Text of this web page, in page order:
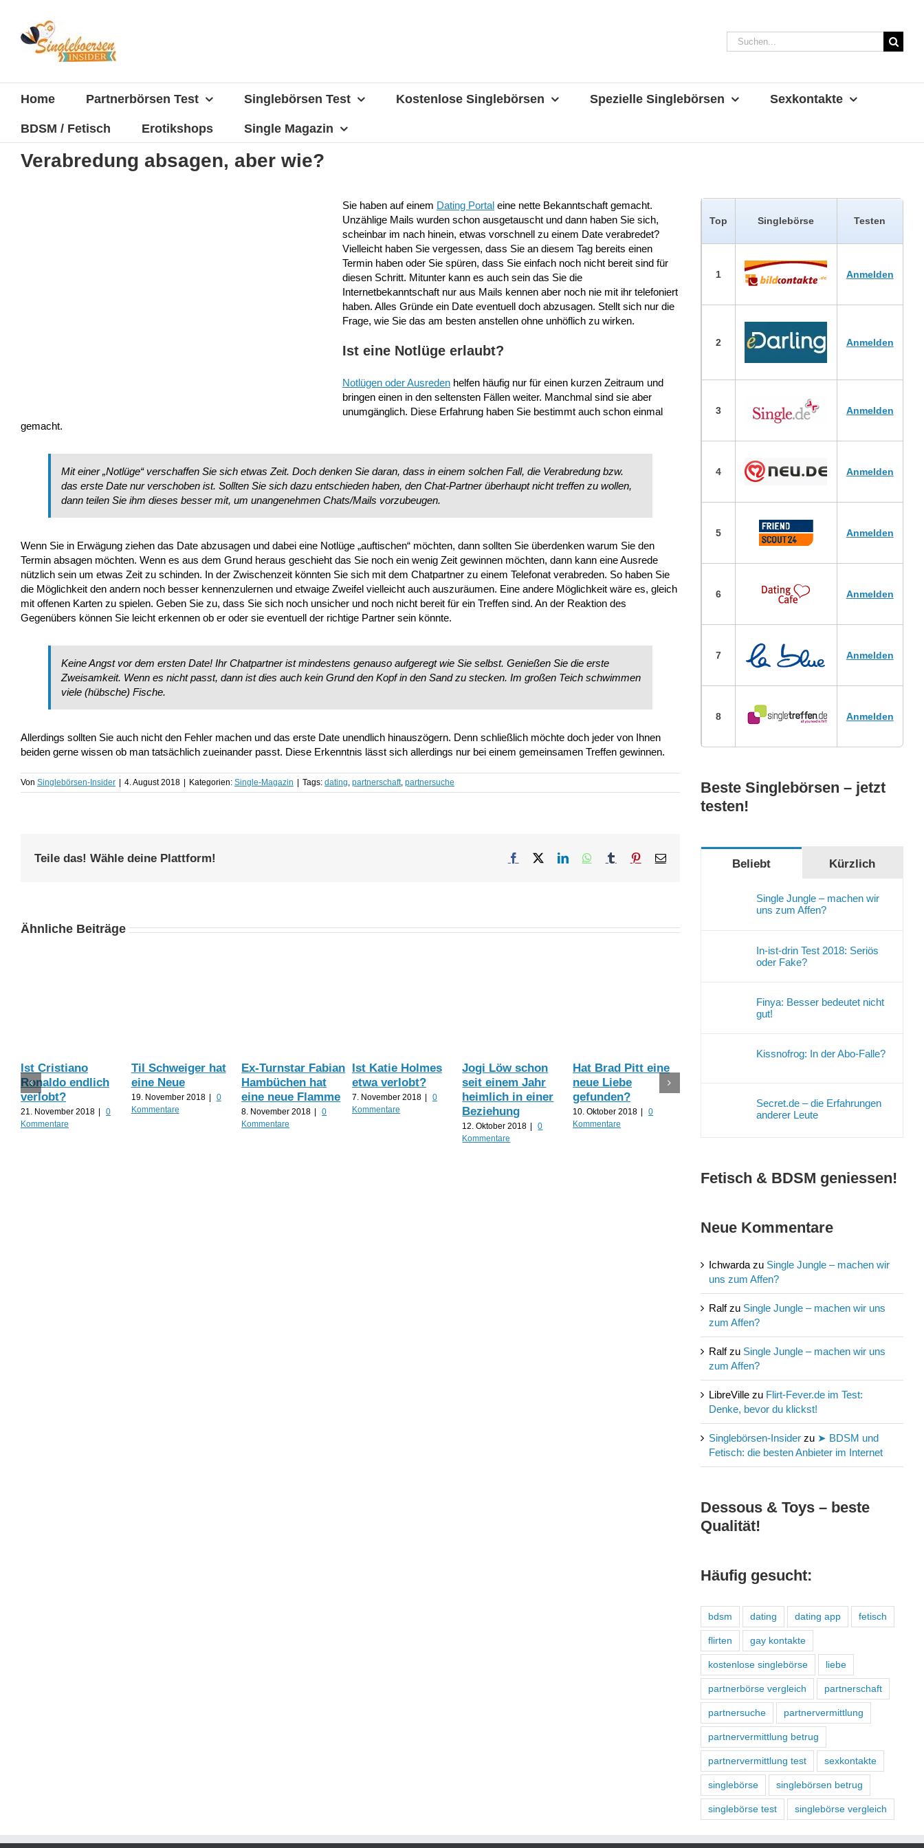
springen
Suche
nach:
Home Partnerbörsen Test Singlebörsen Test Kostenlose Singlebörsen Spezielle Singlebörsen Sexkontakte
BDSM / Fetisch Erotikshops Single Magazin
Verabredung absagen, aber wie?
Sie haben auf einem Dating Portal eine nette Bekanntschaft gemacht.
Unzählige Mails wurden schon ausgetauscht und dann haben Sie sich,
scheinbar im nach hinein, etwas vorschnell zu einem Date verabredet?
Vielleicht haben Sie vergessen, dass Sie an diesem Tag bereits einen
Termin haben oder Sie spüren, dass Sie einfach noch nicht bereit sind für
diesen Schritt. Mitunter kann es auch sein das Sie die
Internetbekanntschaft nur aus Mails kennen aber noch nie mit ihr telefoniert
haben. Alles Gründe ein Date eventuell doch abzusagen. Stellt sich nur die
Frage, wie Sie das am besten anstellen ohne unhöflich zu wirken.
Ist eine Notlüge erlaubt?
Notlügen oder Ausreden helfen häufig nur für einen kurzen Zeitraum und
bringen einen in den seltensten Fällen weiter. Manchmal sind sie aber
unumgänglich. Diese Erfahrung haben Sie bestimmt auch schon einmal
gemacht.
Mit einer „Notlüge“ verschaffen Sie sich etwas Zeit. Doch denken Sie daran, dass in einem solchen Fall, die Verabredung bzw.
das erste Date nur verschoben ist. Sollten Sie sich dazu entschieden haben, den Chat-Partner überhaupt nicht treffen zu wollen,
dann teilen Sie ihm dieses besser mit, um unangenehmen Chats/Mails vorzubeugen.
Wenn Sie in Erwägung ziehen das Date abzusagen und dabei eine Notlüge „auftischen“ möchten, dann sollten Sie überdenken warum Sie den
Termin absagen möchten. Wenn es aus dem Grund heraus geschieht das Sie noch ein wenig Zeit gewinnen möchten, dann kann eine Ausrede
nützlich sein um etwas Zeit zu schinden. In der Zwischenzeit könnten Sie sich mit dem Chatpartner zu einem Telefonat verabreden. So haben Sie
die Möglichkeit den andern noch besser kennenzulernen und etwaige Zweifel vielleicht auch auszuräumen. Eine andere Möglichkeit wäre es, gleich
mit offenen Karten zu spielen. Geben Sie zu, dass Sie sich noch unsicher und noch nicht bereit für ein Treffen sind. An der Reaktion des
Gegenübers können Sie leicht erkennen ob er oder sie eventuell der richtige Partner sein könnte.
Keine Angst vor dem ersten Date! Ihr Chatpartner ist mindestens genauso aufgeregt wie Sie selbst. Genießen Sie die erste
Zweisamkeit. Wenn es nicht passt, dann ist dies auch kein Grund den Kopf in den Sand zu stecken. Im großen Teich schwimmen
viele (hübsche) Fische.
Allerdings sollten Sie auch nicht den Fehler machen und das erste Date unendlich hinauszögern. Denn schließlich möchte doch jeder von Ihnen
beiden gerne wissen ob man tatsächlich zueinander passt. Diese Erkenntnis lässt sich allerdings nur bei einem gemeinsamen Treffen gewinnen.
Von Singlebörsen-Insider 4. August 2018 Kategorien: Single-Magazin Tags: dating, partnerschaft, partnersuche
Teile das! Wähle deine Plattform! Facebook
X LinkedInWhatsApp
TumblrPinterest
E-
Ähnliche Beiträge
Ist Cristiano
Ronaldo endlich
verlobt?
21. November 2018
0
Kommentare
Til Schweiger hat
eine Neue
19. November 2018
0
Kommentare
Ex-Turnstar Fabian
Hambüchen hat
eine neue Flamme
8. November 2018
0
Kommentare
Ist Katie Holmes
etwa verlobt?
7. November 2018
0
Kommentare
Jogi Löw schon
seit einem Jahr
heimlich in einer
Beziehung
12. Oktober 2018
0
Kommentare
Hat Brad Pitt eine
neue Liebe
gefunden?
10. Oktober 2018
0
Kommentare
16. September 2018 | 0
16. September 2018 | 0
Top Singlebörse Testen
1 Anmelden
2 Anmelden
3 Anmelden
4 Anmelden
5 Anmelden
6 Anmelden
7 Anmelden
8 Anmelden
Beste Singlebörsen – jetzt
testen!
Beliebt Kürzlich
Single Jungle – machen wir
uns zum Affen?
In-ist-drin Test 2018: Seriös
oder Fake?
Finya: Besser bedeutet nicht
gut!
Kissnofrog: In der Abo-Falle?
Secret.de – die Erfahrungen
anderer Leute
Fetisch & BDSM geniessen!
Neue Kommentare
Ichwardazu Single Jungle – machen wir
uns zum Affen?
Ralfzu Single Jungle – machen wir uns
zum Affen?
Ralfzu Single Jungle – machen wir uns
zum Affen?
LibreVillezu Flirt-Fever.de im Test:
Denke, bevor du klickst!
Singlebörsen-Insiderzu ➤ BDSM und
Fetisch: die besten Anbieter im Internet
Dessous & Toys – beste
Qualität!
Häufig gesucht:
bdsm dating dating app fetisch
flirten gay kontakte
kostenlose singlebörse liebe
partnerbörse vergleich partnerschaft
partnersuche partnervermittlung
partnervermittlung betrug
partnervermittlung test sexkontakte
singlebörse singlebörsen betrug
singlebörse test singlebörse vergleich